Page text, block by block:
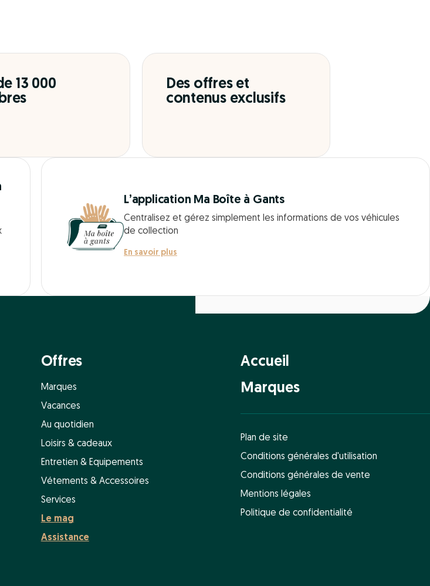
13 000
Des offres et
contenus exclusifs
L’application Ma Boîte à Gants
Centralisez et gérez simplement les informations de vos véhicules
de collection
En savoir plus
Offres
Marques
Vacances
Au quotidien
Loisirs & cadeaux
Entretien & Equipements
Vétements & Accessoires
Services
Le mag
Assistance
Accueil
Marques
Plan de site
Conditions générales d'utilisation
Conditions générales de vente
Mentions légales
Politique de confidentialité